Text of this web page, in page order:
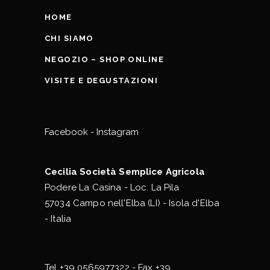
HOME
CHI SIAMO
NEGOZIO – SHOP ONLINE
VISITE E DEGUSTAZIONI
Facebook - Instagram
Cecilia Società Semplice Agricola
Podere La Casina - Loc. La Pila
57034 Campo nell'Elba (LI) - Isola d'Elba
- Italia
Tel +39 0565977322 - Fax +39